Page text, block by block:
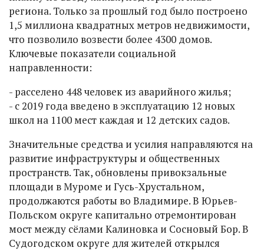
региона. Только за прошлый год было построено
1,5 миллиона квадратных метров недвижимости,
что позволило возвести более 4300 домов.
Ключевые показатели социальной
направленности:
- расселено 448 человек из аварийного жилья;
- с 2019 года введено в эксплуатацию 12 новых
школ на 1100 мест каждая и 12 детских садов.
Значительные средства и усилия направляются на
развитие инфраструктуры и общественных
пространств. Так, обновлены привокзальные
площади в Муроме и Гусь-Хрустальном,
продолжаются работы во Владимире. В Юрьев-
Польском округе капитально отремонтирован
мост между сёлами Калиновка и Сосновый Бор. В
Судогодском округе для жителей открылся